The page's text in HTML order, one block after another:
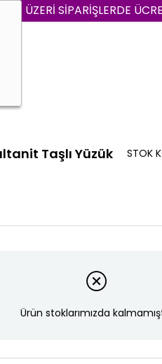
SİPARİŞLERDE ÜCRETSİZ
Taşlı Yüzük STOK
Ürün stoklarımızda